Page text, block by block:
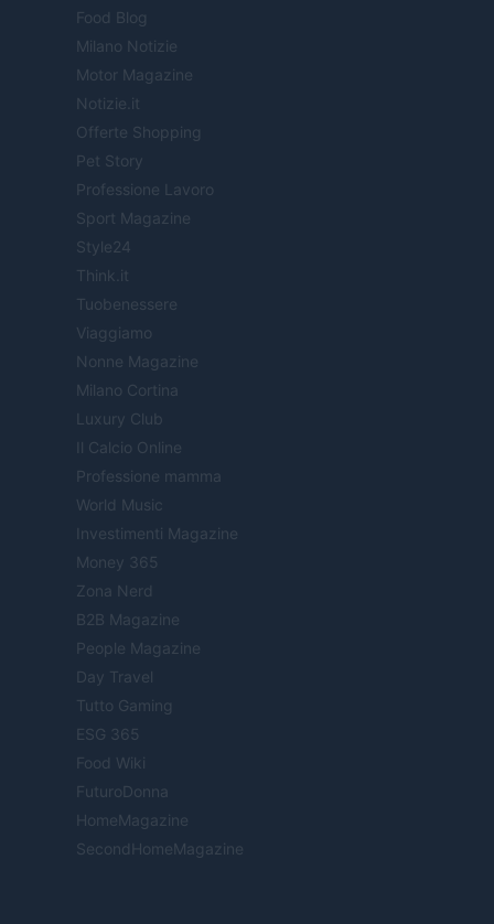
Food Blog
Milano Notizie
Motor Magazine
Notizie.it
Offerte Shopping
Pet Story
Professione Lavoro
Sport Magazine
Style24
Think.it
Tuobenessere
Viaggiamo
Nonne Magazine
Milano Cortina
Luxury Club
Il Calcio Online
Professione mamma
World Music
Investimenti Magazine
Money 365
Zona Nerd
B2B Magazine
People Magazine
Day Travel
Tutto Gaming
ESG 365
Food Wiki
FuturoDonna
HomeMagazine
SecondHomeMagazine